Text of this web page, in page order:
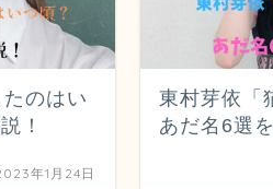
のはい
！
年1月24日
東村芽依「
あだ名6選